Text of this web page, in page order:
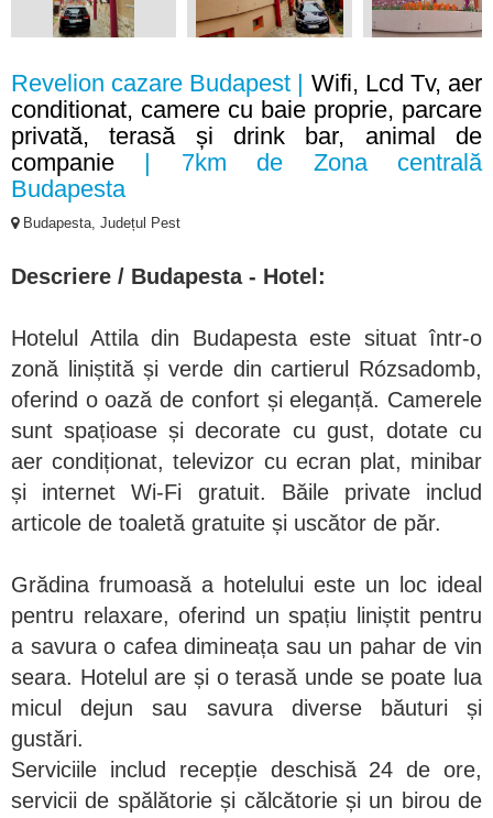
Revelion cazare Budapest | Wifi, Lcd Tv, aer
conditionat, camere cu baie proprie, parcare
privată, terasă și drink bar, animal de
companie | 7km de Zona centrală
Budapesta
Budapesta, Județul Pest
Descriere / Budapesta - Hotel:
Hotelul Attila din Budapesta este situat într-o
zonă liniștită și verde din cartierul Rózsadomb,
oferind o oază de confort și eleganță. Camerele
sunt spațioase și decorate cu gust, dotate cu
aer condiționat, televizor cu ecran plat, minibar
și internet Wi-Fi gratuit. Băile private includ
articole de toaletă gratuite și uscător de păr.
Grădina frumoasă a hotelului este un loc ideal
pentru relaxare, oferind un spațiu liniștit pentru
a savura o cafea dimineața sau un pahar de vin
seara. Hotelul are și o terasă unde se poate lua
micul dejun sau savura diverse băuturi și
gustări.
Serviciile includ recepție deschisă 24 de ore,
servicii de spălătorie și călcătorie și un birou de